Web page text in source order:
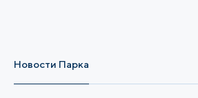
Новости Парка